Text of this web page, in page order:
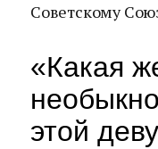
Советскому
«Какая
этой